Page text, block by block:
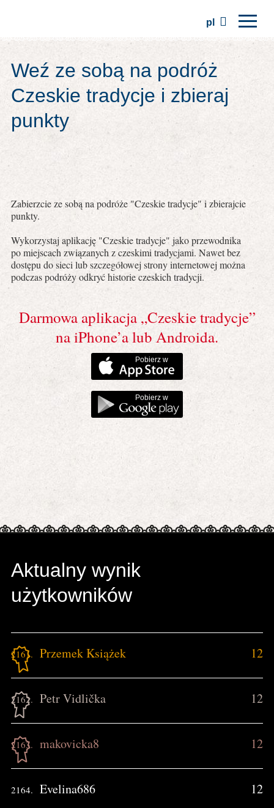
pl
Regiony
Tradycje
Wycieczki
Weź ze sobą na podróż
Czeskie tradycje i zbieraj
punkty
Zabierzcie ze sobą na podróże "Czeskie tradycje" i zbierajcie
punkty.
Wykorzystaj aplikację "Czeskie tradycje" jako przewodnika
po miejscach związanych z czeskimi tradycjami. Nawet bez
dostępu do sieci lub szczegółowej strony internetowej można
podczas podróży odkryć historie czeskich tradycji.
Darmowa aplikacja „Czeskie tradycje”
na iPhone’a lub Androida.
Pobierz w
Pobierz w
Aktualny wynik
użytkowników
2161. Przemek Książek 12
2162. Petr Vidlička 12
2163. makovicka8 12
2164. Evelina686 12